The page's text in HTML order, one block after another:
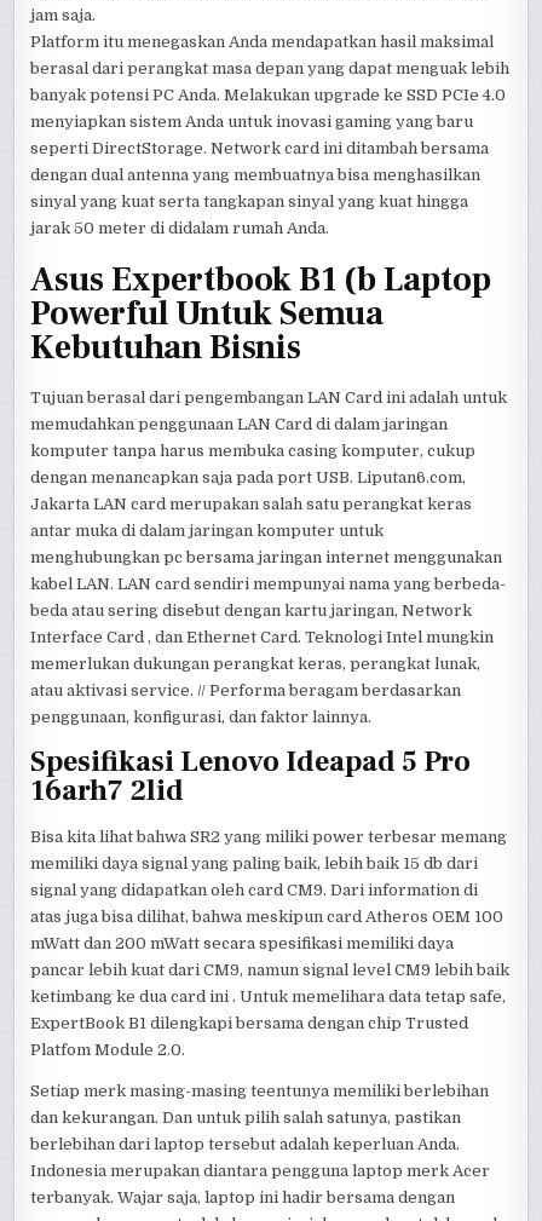
jam saja.
Platform itu menegaskan Anda mendapatkan hasil maksimal
berasal dari perangkat masa depan yang dapat menguak lebih
banyak potensi PC Anda. Melakukan upgrade ke SSD PCIe 4.0
menyiapkan sistem Anda untuk inovasi gaming yang baru
seperti DirectStorage. Network card ini ditambah bersama
dengan dual antenna yang membuatnya bisa menghasilkan
sinyal yang kuat serta tangkapan sinyal yang kuat hingga
jarak 50 meter di didalam rumah Anda.
Asus Expertbook B1 (b Laptop
Powerful Untuk Semua
Kebutuhan Bisnis
Tujuan berasal dari pengembangan LAN Card ini adalah untuk
memudahkan penggunaan LAN Card di dalam jaringan
komputer tanpa harus membuka casing komputer, cukup
dengan menancapkan saja pada port USB. Liputan6.com,
Jakarta LAN card merupakan salah satu perangkat keras
antar muka di dalam jaringan komputer untuk
menghubungkan pc bersama jaringan internet menggunakan
kabel LAN. LAN card sendiri mempunyai nama yang berbeda-
beda atau sering disebut dengan kartu jaringan, Network
Interface Card , dan Ethernet Card. Teknologi Intel mungkin
memerlukan dukungan perangkat keras, perangkat lunak,
atau aktivasi service. // Performa beragam berdasarkan
penggunaan, konfigurasi, dan faktor lainnya.
Spesifikasi Lenovo Ideapad 5 Pro
16arh7 2lid
Bisa kita lihat bahwa SR2 yang miliki power terbesar memang
memiliki daya signal yang paling baik, lebih baik 15 db dari
signal yang didapatkan oleh card CM9. Dari information di
atas juga bisa dilihat, bahwa meskipun card Atheros OEM 100
mWatt dan 200 mWatt secara spesifikasi memiliki daya
pancar lebih kuat dari CM9, namun signal level CM9 lebih baik
ketimbang ke dua card ini . Untuk memelihara data tetap safe,
ExpertBook B1 dilengkapi bersama dengan chip Trusted
Platfom Module 2.0.
Setiap merk masing-masing teentunya memiliki berlebihan
dan kekurangan. Dan untuk pilih salah satunya, pastikan
berlebihan dari laptop tersebut adalah keperluan Anda.
Indonesia merupakan diantara pengguna laptop merk Acer
terbanyak. Wajar saja, laptop ini hadir bersama dengan